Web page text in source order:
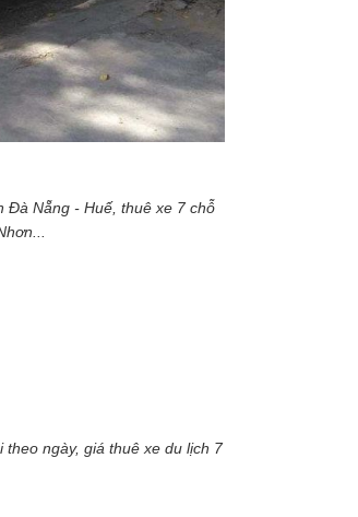
Đà Nẵng - Huế, thuê xe 7 chỗ
ngày, giá thuê xe du lịch 7